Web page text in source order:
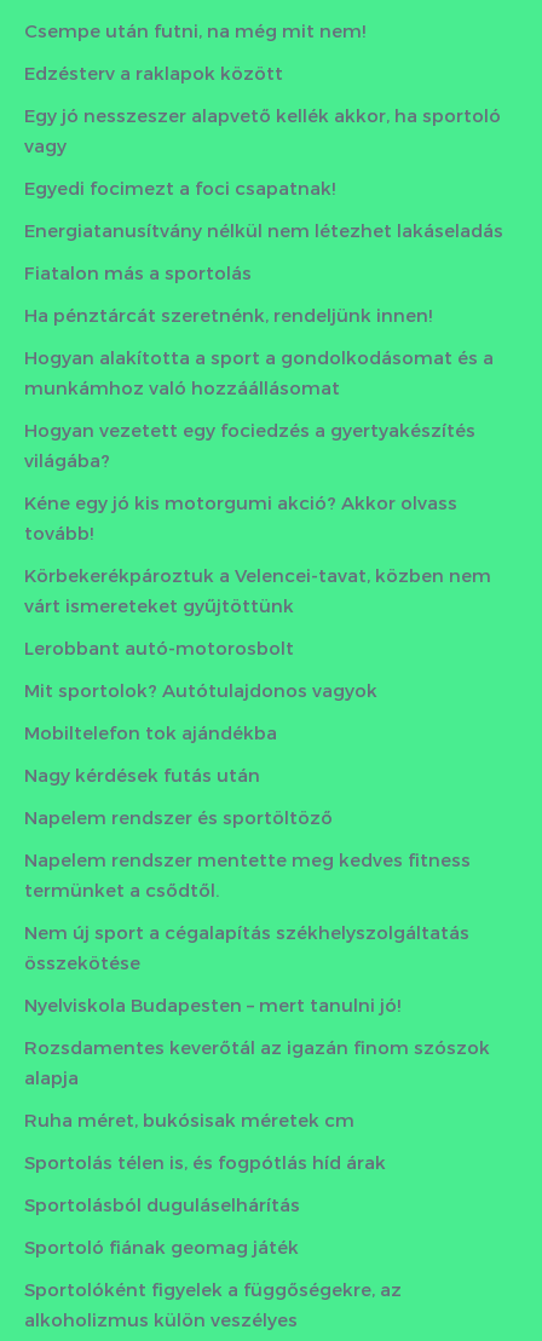
Csempe után futni, na még mit nem!
Edzésterv a raklapok között
Egy jó nesszeszer alapvető kellék akkor, ha sportoló
vagy
Egyedi focimezt a foci csapatnak!
Energiatanusítvány nélkül nem létezhet lakáseladás
Fiatalon más a sportolás
Ha pénztárcát szeretnénk, rendeljünk innen!
Hogyan alakította a sport a gondolkodásomat és a
munkámhoz való hozzáállásomat
Hogyan vezetett egy fociedzés a gyertyakészítés
világába?
Kéne egy jó kis motorgumi akció? Akkor olvass
tovább!
Körbekerékpároztuk a Velencei-tavat, közben nem
várt ismereteket gyűjtöttünk
Lerobbant autó-motorosbolt
Mit sportolok? Autótulajdonos vagyok
Mobiltelefon tok ajándékba
Nagy kérdések futás után
Napelem rendszer és sportöltöző
Napelem rendszer mentette meg kedves fitness
termünket a csődtől.
Nem új sport a cégalapítás székhelyszolgáltatás
összekötése
Nyelviskola Budapesten – mert tanulni jó!
Rozsdamentes keverőtál az igazán finom szószok
alapja
Ruha méret, bukósisak méretek cm
Sportolás télen is, és fogpótlás híd árak
Sportolásból duguláselhárítás
Sportoló fiának geomag játék
Sportolóként figyelek a függőségekre, az
alkoholizmus külön veszélyes